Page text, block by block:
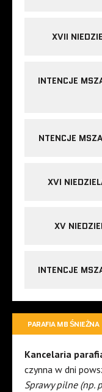
XVII
INTENCJE
NTENCJE
XVI
XV
INTENCJE
PARAFIA MB ŚNIEŻNA
Kancelaria
czynna w dni
Sprawy pilne (np.